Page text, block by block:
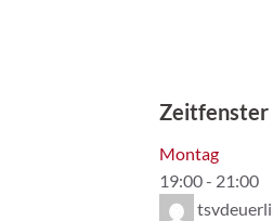
Zeitfenster
Montag
19:00- 21:00